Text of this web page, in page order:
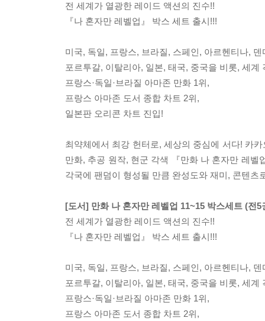
전 세계가 열광한 레이드 액션의 진수!!
『나 혼자만 레벨업』 박스 세트 출시!!!
미국, 독일, 프랑스, 브라질, 스페인, 아르헨티나,
포르투갈, 이탈리아, 일본, 태국, 중국을 비롯, 세계
프랑스·독일·브라질 아마존 만화 1위,
프랑스 아마존 도서 종합 차트 2위,
일본판 오리콘 차트 진입!
최약체에서 최강 헌터로, 세상의 중심에 서다! 카
만화, 추공 원작, 현군 각색 『만화 나 혼자만 레
각국에 팬덤이 형성될 만큼 완성도와 재미, 콘텐츠
[도서] 만화 나 혼자만 레벨업 11~15 박스세트 (전
전 세계가 열광한 레이드 액션의 진수!!
『나 혼자만 레벨업』 박스 세트 출시!!!
미국, 독일, 프랑스, 브라질, 스페인, 아르헨티나,
포르투갈, 이탈리아, 일본, 태국, 중국을 비롯, 세계
프랑스·독일·브라질 아마존 만화 1위,
프랑스 아마존 도서 종합 차트 2위,